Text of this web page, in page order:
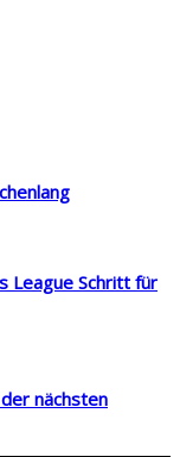
League Schritt für
nächsten